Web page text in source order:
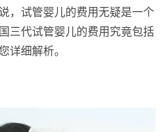
，试管婴儿的费用无疑是一个
三代试管婴儿的费用究竟包括
详细解析。